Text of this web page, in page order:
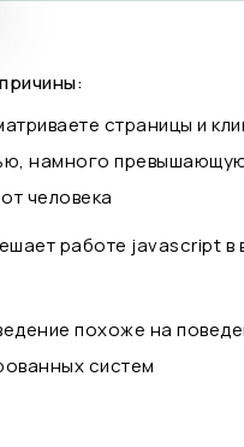
страницы и
намного
человека
работе javascript в
похоже на
систем